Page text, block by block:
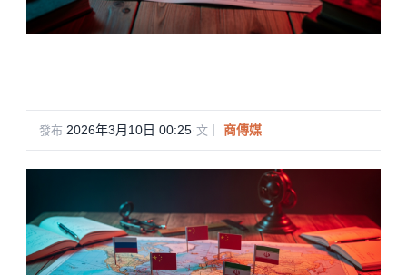
發布 2026年3月10日 00:25·文｜ 商傳媒